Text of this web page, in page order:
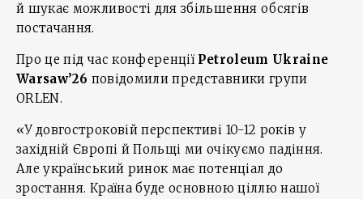
й шукає можливості для збільшення обсягів
постачання.
Про це під час конференції Petroleum Ukraine
Warsaw’26 повідомили представники групи
ORLEN.
«У довгостроковій перспективі 10-12 років у
західній Європі й Польщі ми очікуємо падіння.
Але український ринок має потенціал до
зростання. Країна буде основною ціллю нашої